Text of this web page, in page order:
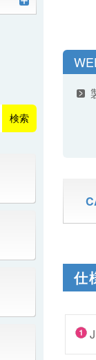
）
検索
仕